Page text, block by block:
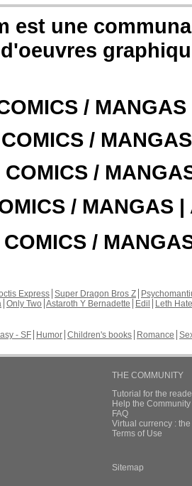
est une
/
/
COMICS /
/ MANGAS |
COMICS /
Express Super Dragon Bros Z
Only Two Astaroth Y Bernadette Edil
Leth Hate
- SF Humor Children's books Romance
THE COMMUNITY
Tutorial for the
Help the
FAQ
Virtual currency :
Terms of Use
Sitemap